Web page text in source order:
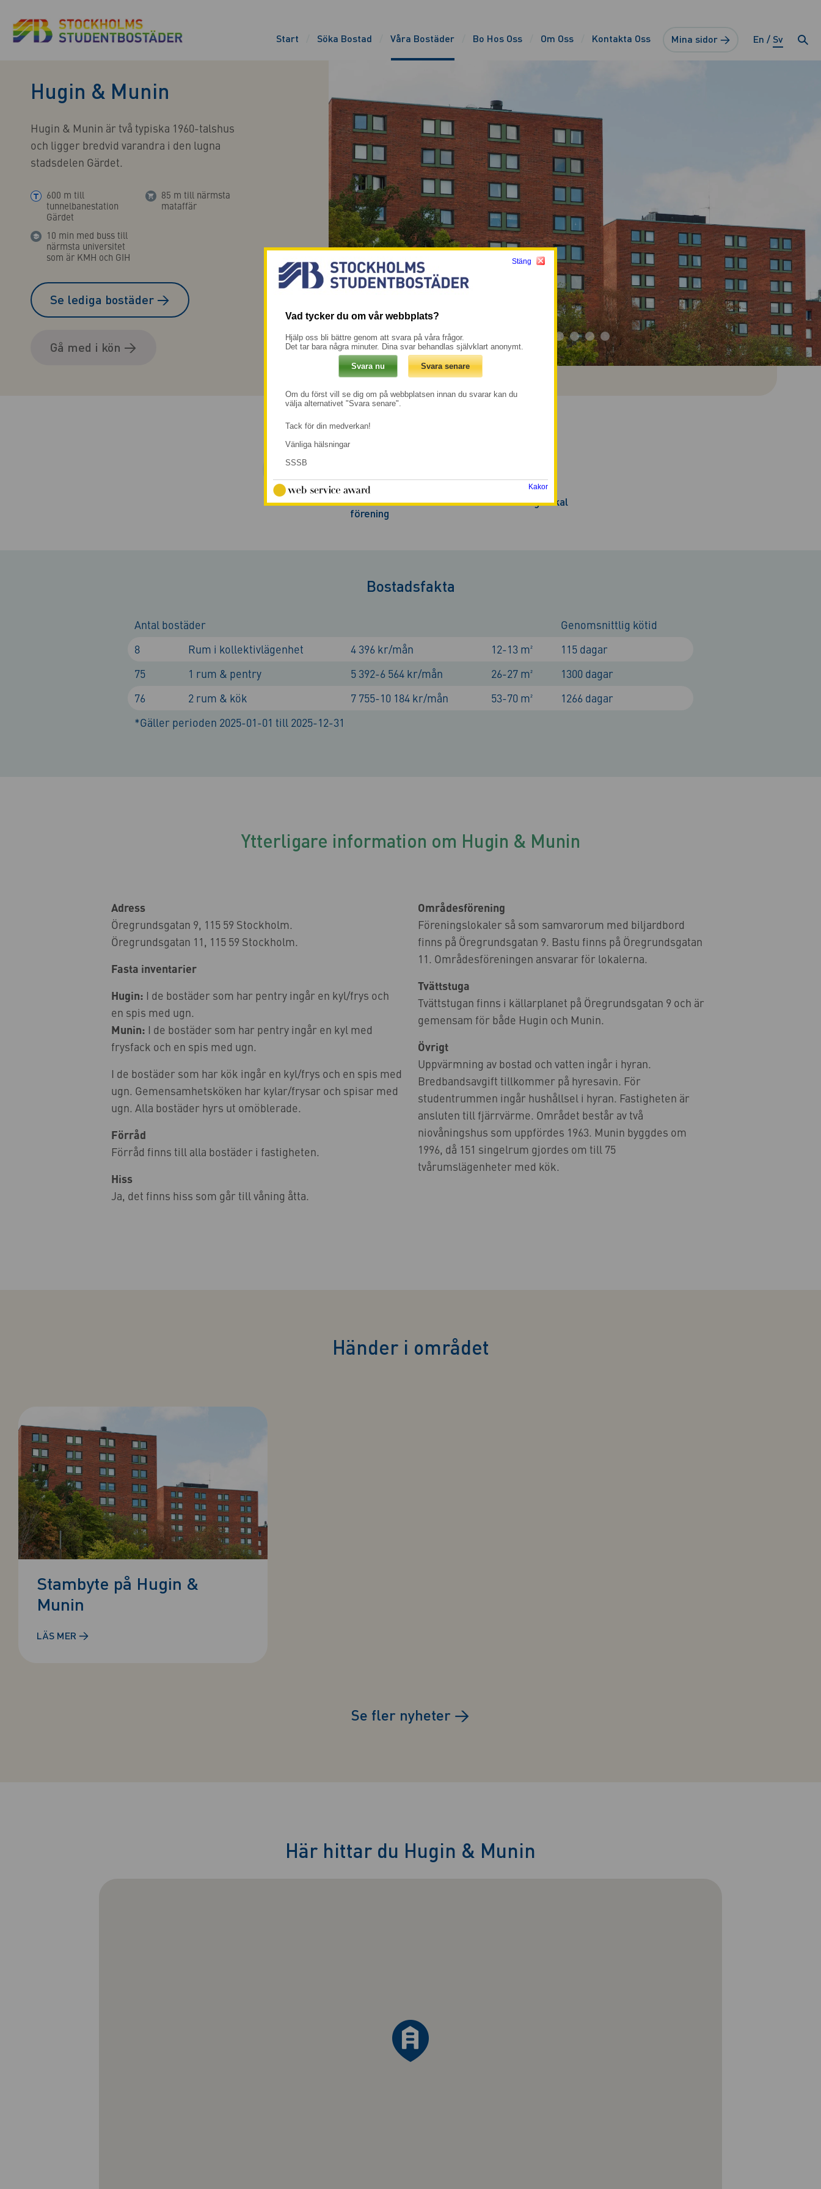
Start Söka Bostad Våra Bostäder Bo Hos Oss Om Oss Kontakta Oss Mina sidor → En Sv
Hugin & Munin
Hugin & Munin är två typiska 1960-talshus
och ligger bredvid varandra i den lugna
stadsdelen Gärdet.
600 m till
tunnelbanestation
Gärdet
85 m till närmsta
mataffär
10 min med buss till
närmsta universitet
som är KMH och GIH
Se lediga bostäder →
Gå med i kön →
Naturnära
Områdes-
förening
Bastu Föreningslokal
Bostadsfakta
Antal bostäder
Genomsnittlig kötid
8
Rum i kollektivlägenhet 4 396 kr/mån 12-13 m²
115 dagar
75
1 rum & pentry 5 392-6 564 kr/mån 26-27 m²
1300 dagar
76
2 rum & kök 7 755-10 184 kr/mån 53-70 m²
1266 dagar
*Gäller perioden 2025-01-01 till 2025-12-31
Ytterligare information om Hugin & Munin
Adress
Öregrundsgatan 9, 115 59 Stockholm.
Öregrundsgatan 11, 115 59 Stockholm.
Fasta inventarier
Hugin: I de bostäder som har pentry ingår en kyl/frys och
en spis med ugn.
Munin: I de bostäder som har pentry ingår en kyl med
frysfack och en spis med ugn.
I de bostäder som har kök ingår en kyl/frys och en spis med
ugn. Gemensamhetsköken har kylar/frysar och spisar med
ugn. Alla bostäder hyrs ut omöblerade.
Förråd
Förråd finns till alla bostäder i fastigheten.
Hiss
Ja, det finns hiss som går till våning åtta.
Områdesförening
Föreningslokaler så som samvarorum med biljardbord
finns på Öregrundsgatan 9. Bastu finns på Öregrundsgatan
11. Områdesföreningen ansvarar för lokalerna.
Tvättstuga
Tvättstugan finns i källarplanet på Öregrundsgatan 9 och är
gemensam för både Hugin och Munin.
Övrigt
Uppvärmning av bostad och vatten ingår i hyran.
Bredbandsavgift tillkommer på hyresavin. För
studentrummen ingår hushållsel i hyran. Fastigheten är
ansluten till fjärrvärme. Området består av två
niovåningshus som uppfördes 1963. Munin byggdes om
1996, då 151 singelrum gjordes om till 75
tvårumslägenheter med kök.
Händer i området
Stambyte på Hugin &
Munin
LÄS MER →
Se fler nyheter →
Här hittar du Hugin & Munin
Stäng
Vad tycker du om vår webbplats?
Hjälp oss bli bättre genom att svara på våra frågor.
Det tar bara några minuter. Dina svar behandlas självklart anonymt.
Om du först vill se dig om på webbplatsen innan du svarar kan du
välja alternativet "Svara senare".
Tack för din medverkan!
Vänliga hälsningar
SSSB
Kakor